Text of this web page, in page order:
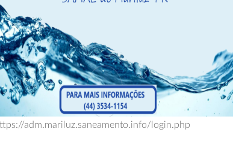
adm.mariluz.saneamento.info/login.php